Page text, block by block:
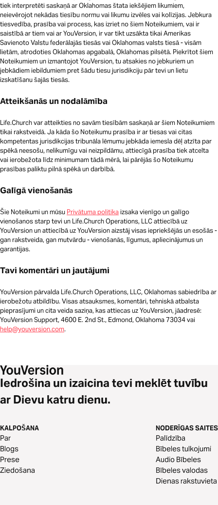
tiek interpretēti saskaņā ar Oklahomas štata iekšējiem likumiem,
neievērojot nekādas tiesību normu vai likumu izvēles vai kolīzijas. Jebkura
tiesvedība, prasība vai process, kas izriet no šiem Noteikumiem, vai ir
saistībā ar tiem vai ar YouVersion, ir var tikt uzsākta tikai Amerikas
Savienoto Valstu federālajās tiesās vai Oklahomas valsts tiesā - visām
lietām, atrodoties Oklahomas apgabalā, Oklahomas pilsētā. Piekrītot šiem
Noteikumiem un izmantojot YouVersion, tu atsakies no jebkuriem un
jebkādiem iebildumiem pret šādu tiesu jurisdikciju pār tevi un lietu
izskatīšanu šajās tiesās.
Atteikšanās un nodalāmība
Life.Church var atteikties no savām tiesībām saskaņā ar šiem Noteikumiem
tikai rakstveidā. Ja kāda šo Noteikumu prasība ir ar tiesas vai citas
kompetentas jurisdikcijas tribunāla lēmumu jebkāda iemesla dēļ atzīta par
spēkā neesošu, nelikumīgu vai neizpildāmu, attiecīgā prasība tiek atcelta
vai ierobežota līdz minimumam tādā mērā, lai pārējās šo Noteikumu
prasības paliktu pilnā spēkā un darbībā.
Galīgā vienošanās
Šie Noteikumi un mūsu Privātuma politika izsaka vienīgo un galīgo
vienošanos starp tevi un Life.Church Operations, LLC attiecībā uz
YouVersion un attiecībā uz YouVersion aizstāj visas iepriekšējās un esošās -
gan rakstveida, gan mutvārdu - vienošanās, līgumus, apliecinājumus un
garantijas.
Tavi komentāri un jautājumi
YouVersion pārvalda Life.Church Operations, LLC, Oklahomas sabiedrība ar
ierobežotu atbildību. Visas atsauksmes, komentāri, tehniskā atbalsta
pieprasījumi un cita veida saziņa, kas attiecas uz YouVersion, jāadresē:
YouVersion Support, 4600 E. 2nd St., Edmond, Oklahoma 73034 vai
help@youversion.com.
Iedrošina un izaicina tevi meklēt tuvību
ar Dievu katru dienu.
KALPOŠANA
Par
Blogs
Prese
Ziedošana
NODERĪGAS SAITES
Palīdzība
Bībeles tulkojumi
Audio Bībeles
Bībeles valodas
Dienas rakstuvieta